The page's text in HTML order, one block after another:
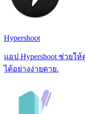
Hypershoot
แอป Hypershoot ช่วย
ได้อย่างง่ายดาย.